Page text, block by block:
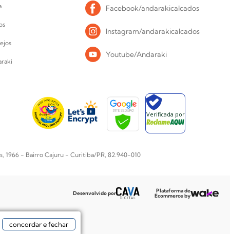
Facebook/andarakicalcados
Instagram/andarakicalcados
Youtube/Andaraki
Verificada por
1966 - Bairro Cajuru - Curitiba/PR, 82.940-010
Desenvolvido por Plataforma de
Ecommerce by
concordar e fechar